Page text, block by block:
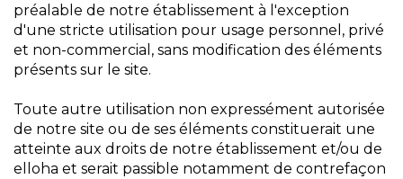
préalable de notre établissement à l'exception
d'une stricte utilisation pour usage personnel, privé
et non-commercial, sans modification des éléments
présents sur le site.
Toute autre utilisation non expressément autorisée
de notre site ou de ses éléments constituerait une
atteinte aux droits de notre établissement et/ou de
elloha et serait passible notamment de contrefaçon